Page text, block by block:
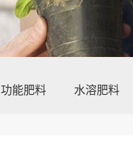
功能肥料 水溶肥料